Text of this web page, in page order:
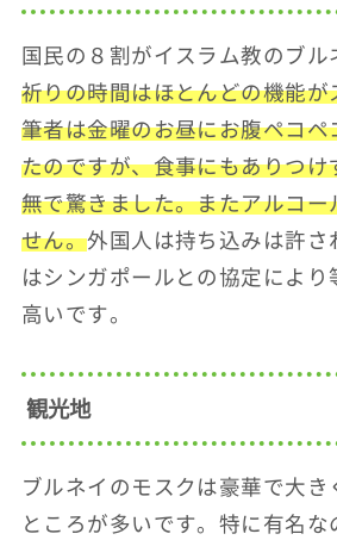
国民の８割がイスラム教のブル
祈りの時間はほとんどの機能
筆者は金曜のお昼にお腹ペコ
たのですが、食事にもありつ
無で驚きました。またアルコ
せん。外国人は持ち込みは許
はシンガポールとの協定によ
高いです。
観光地
ブルネイのモスクは豪華で大
ところが多いです。特に有名な